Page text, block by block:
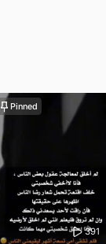
391
Pinned